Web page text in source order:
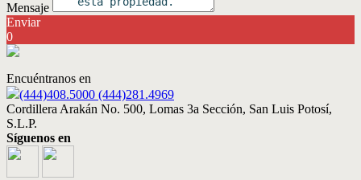
Mensaje
Enviar
0
Encuéntranos en
(444)408.5000 (444)281.4969
Cordillera Arakán No. 500, Lomas 3a Sección, San Luis Potosí,
S.L.P.
Síguenos en